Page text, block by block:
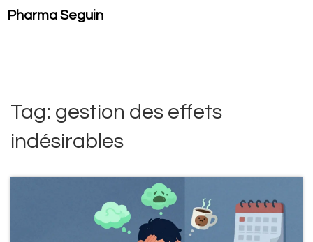
Pharma Seguin
Tag: gestion des effets
indésirables